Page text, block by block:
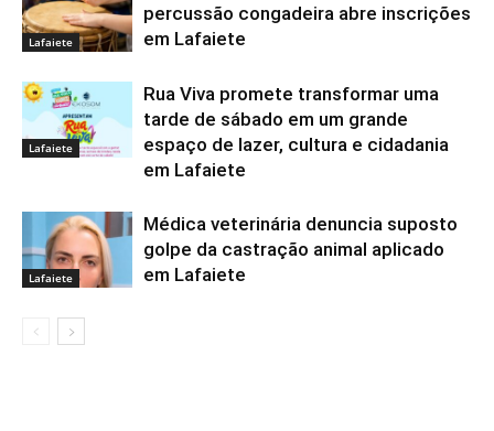
Lafaiete
percussão congadeira abre inscrições
em Lafaiete
Lafaiete
Rua Viva promete transformar uma
tarde de sábado em um grande
espaço de lazer, cultura e cidadania
em Lafaiete
Lafaiete
Médica veterinária denuncia suposto
golpe da castração animal aplicado
em Lafaiete